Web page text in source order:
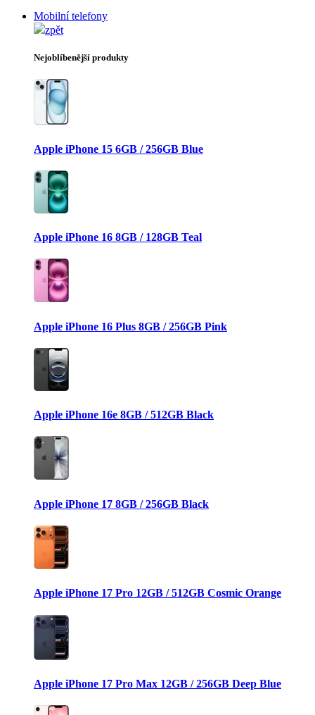
Mobilní telefony
zpět
Nejoblíbenější produkty
Apple iPhone 15 6GB / 256GB Blue
Apple iPhone 16 8GB / 128GB Teal
Apple iPhone 16 Plus 8GB / 256GB Pink
Apple iPhone 16e 8GB / 512GB Black
Apple iPhone 17 8GB / 256GB Black
Apple iPhone 17 Pro 12GB / 512GB Cosmic Orange
Apple iPhone 17 Pro Max 12GB / 256GB Deep Blue